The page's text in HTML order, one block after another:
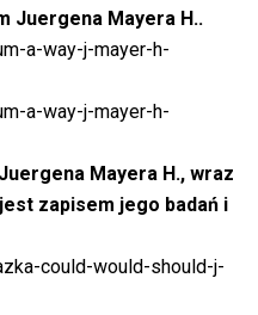
Juergena Mayera H..
a-way-j-mayer-h-
a-way-j-mayer-h-
Mayera H., wraz
zapisem jego badań i
could-would-should-j-